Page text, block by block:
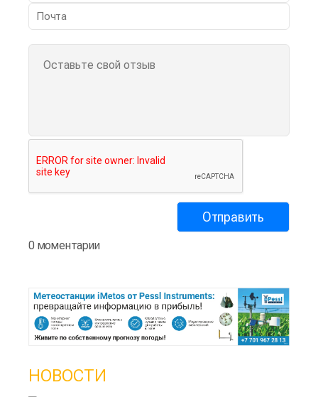
0 моментарии
НОВОСТИ